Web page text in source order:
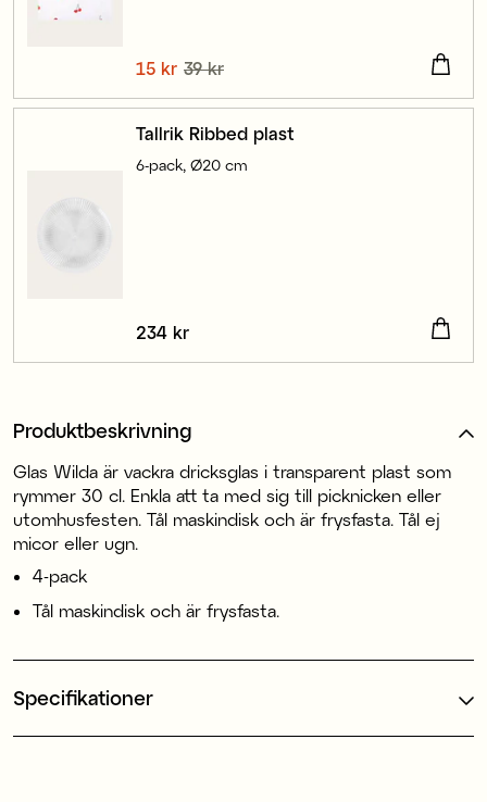
Nuvarande pris 39 kr
15 kr 39 kr
Tallrik Ribbed plast
6-pack, Ø20 cm
Pris:234 kr
234 kr
Produktbeskrivning
Glas Wilda är vackra dricksglas i transparent plast som
rymmer 30 cl. Enkla att ta med sig till picknicken eller
utomhusfesten. Tål maskindisk och är frysfasta. Tål ej
micor eller ugn.
4-pack
Tål maskindisk och är frysfasta.
Specifikationer